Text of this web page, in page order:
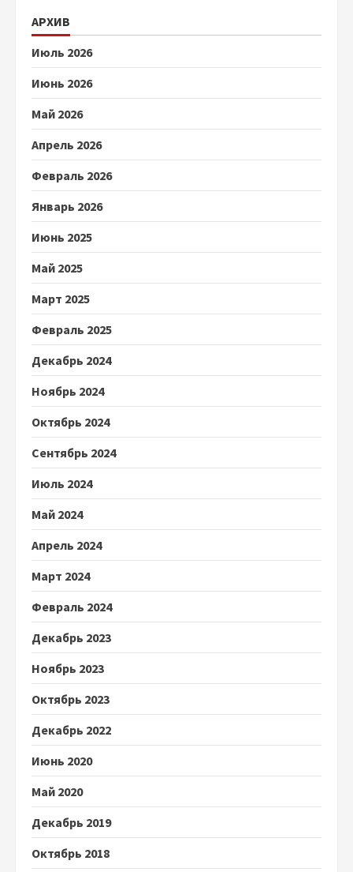
АРХИВ
Июль 2026
Июнь 2026
Май 2026
Апрель 2026
Февраль 2026
Январь 2026
Июнь 2025
Май 2025
Март 2025
Февраль 2025
Декабрь 2024
Ноябрь 2024
Октябрь 2024
Сентябрь 2024
Июль 2024
Май 2024
Апрель 2024
Март 2024
Февраль 2024
Декабрь 2023
Ноябрь 2023
Октябрь 2023
Декабрь 2022
Июнь 2020
Май 2020
Декабрь 2019
Октябрь 2018